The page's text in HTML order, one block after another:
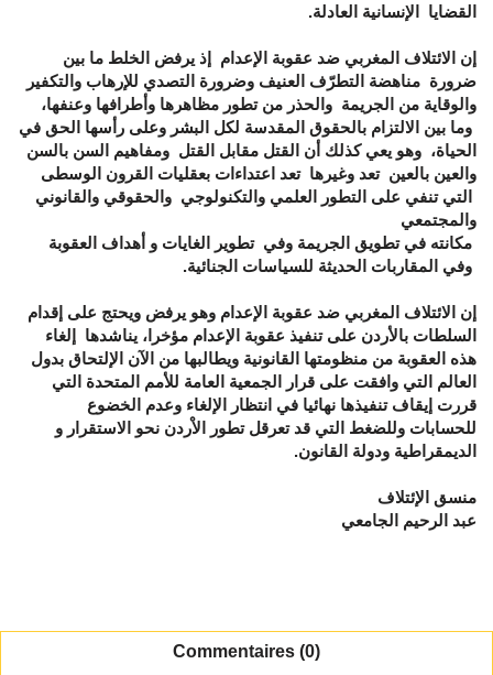
القضايا الإنسانية العادلة.
إن الائتلاف المغربي ضد عقوبة الإعدام إذ يرفض الخلط ما بين
ضرورة مناهضة التطرّف العنيف وضرورة التصدي للإرهاب والتكفير
والوقاية من الجريمة والحذر من تطور مظاهرها وأطرافها وعنفها،
وما بين الالتزام بالحقوق المقدسة لكل البشر وعلى رأسها الحق في
الحياة، وهو يعي كذلك أن القتل مقابل القتل ومفاهيم السن بالسن
والعين بالعين تعد وغيرها تعد اعتداءات بعقليات القرون الوسطى
التي تنفي على التطور العلمي والتكنولوجي والحقوقي والقانوني
والمجتمعي
مكانته في تطويق الجريمة وفي تطوير الغايات و أهداف العقوبة
وفي المقاربات الحديثة للسياسات الجنائية.
إن الائتلاف المغربي ضد عقوبة الإعدام وهو يرفض ويحتج على إقدام
السلطات بالأردن على تنفيذ عقوبة الإعدام مؤخرا، يناشدها إلغاء
هذه العقوبة من منظومتها القانونية ويطالبها من الآن الإلتحاق بدول
العالم التي وافقت على قرار الجمعية العامة للأمم المتحدة التي
قررت إيقاف تنفيذها نهائيا في انتظار الإلغاء وعدم الخضوع
للحسابات وللضغط التي قد تعرقل تطور الاْردن نحو الاستقرار و
الديمقراطية ودولة القانون.
منسق الإئتلاف
عبد الرحيم الجامعي
Commentaires (0)